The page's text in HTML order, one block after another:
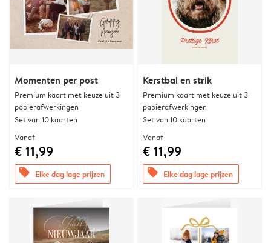
Momenten per post
Premium kaart met keuze uit 3
papierafwerkingen
Set van 10 kaarten
Vanaf
€ 11,99
offers Elke dag lage prijzen
Kerstbal en strik
Premium kaart met keuze uit 3
papierafwerkingen
Set van 10 kaarten
Vanaf
€ 11,99
offers Elke dag lage prijzen